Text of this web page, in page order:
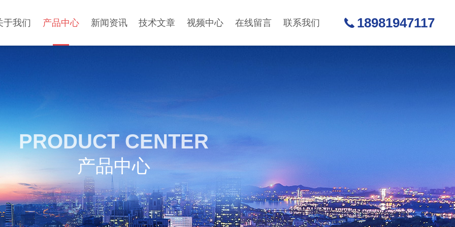
于我们 产品中心 新闻资讯 技术文章 视频中心 在线留言 联系我们 18981947117
PRODUCT CENTER
产品中心